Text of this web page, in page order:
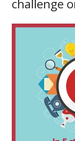
challenge